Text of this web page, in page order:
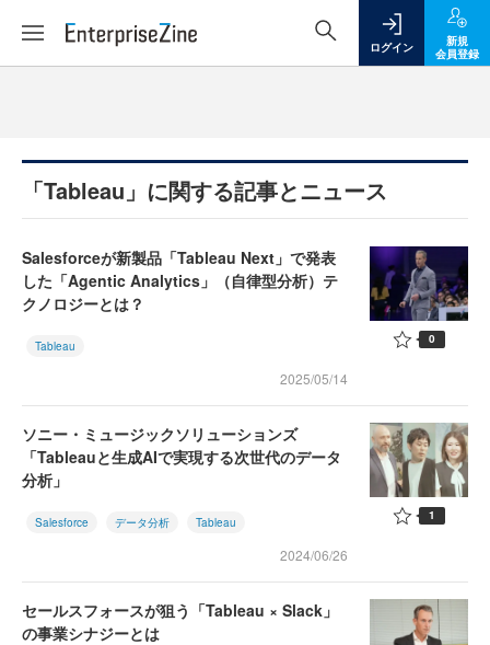
ログイン
新規
会員登録
「Tableau」に関する記事とニュース
Salesforceが新製品「Tableau Next」で発表
した「Agentic Analytics」（自律型分析）テ
クノロジーとは？
Tableau
2025/05/14
0
ソニー・ミュージックソリューションズ
「Tableauと生成AIで実現する次世代のデータ
分析」
Salesforce データ分析 Tableau
2024/06/26
1
セールスフォースが狙う「Tableau × Slack」
の事業シナジーとは